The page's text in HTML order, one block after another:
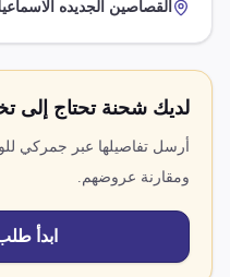
ألقصاصين الجديده
لديك شحنة تحتاج إلى
أرسل تفاصيلها عبر جمركي
ومقارنة عروضهم.
ابدأ